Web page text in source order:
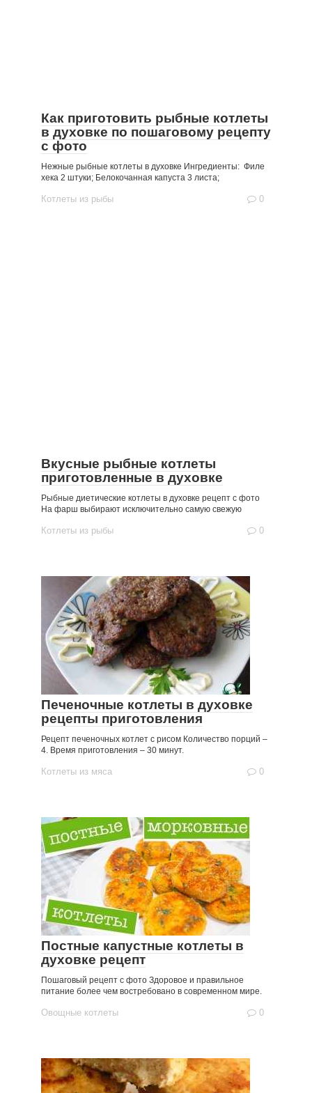
Как приготовить рыбные котлеты
в духовке по пошаговому рецепту
с фото
Нежные рыбные котлеты в духовке Ингредиенты: Филе
хека 2 штуки; Белокочанная капуста 3 листа;
Котлеты из рыбы 0
Вкусные рыбные котлеты
приготовленные в духовке
Рыбные диетические котлеты в духовке рецепт с фото
На фарш выбирают исключительно самую свежую
Котлеты из рыбы 0
Печеночные котлеты в духовке
рецепты приготовления
Рецепт печеночных котлет с рисом Количество порций –
4. Время приготовления – 30 минут.
Котлеты из мяса 0
Постные капустные котлеты в
духовке рецепт
Пошаговый рецепт с фото Здоровое и правильное
питание более чем востребовано в современном мире.
Овощные котлеты 0